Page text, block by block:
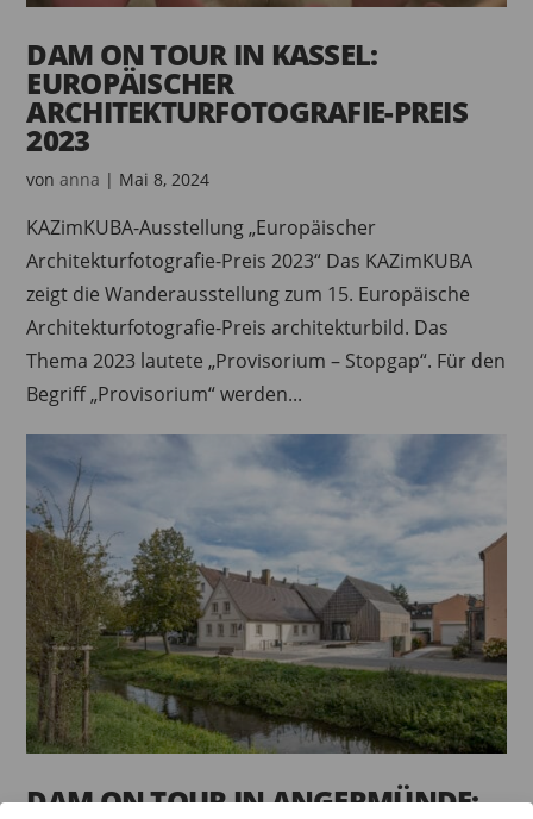
DAM ON TOUR IN KASSEL:
EUROPÄISCHER
ARCHITEKTURFOTOGRAFIE-PREIS
2023
vonanna | Mai 8, 2024
KAZimKUBA-Ausstellung „Europäischer
Architekturfotografie-Preis 2023“ Das KAZimKUBA
zeigt die Wanderausstellung zum 15. Europäische
Architekturfotografie-Preis architekturbild. Das
Thema 2023 lautete „Provisorium – Stopgap“. Für den
Begriff „Provisorium“ werden...
DAM ON TOUR IN ANGERMÜNDE: